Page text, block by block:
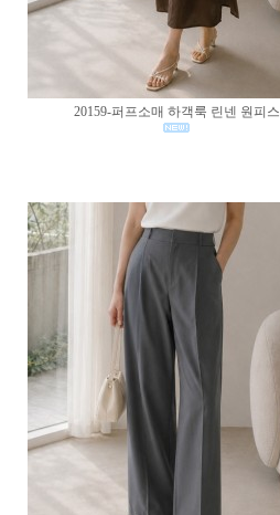
20159-퍼프소매 하객룩 린넨 원피스